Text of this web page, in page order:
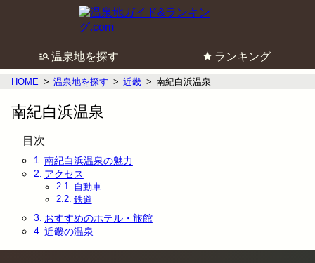
温泉地を探す ランキング
HOME 温泉地を探す 近畿 南紀白浜温泉
南紀白浜温泉
目次
南紀白浜温泉の魅力
アクセス
自動車
鉄道
おすすめのホテル・旅館
近畿の温泉